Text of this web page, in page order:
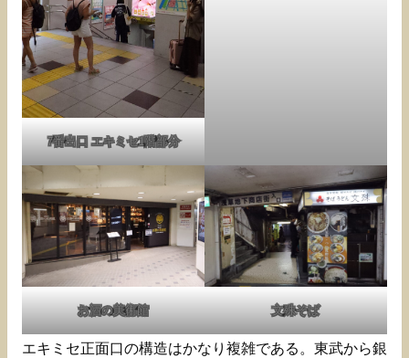
7番出口 エキミセ1階部分
お酒の美術館 文殊そば
エキミセ正面口の構造はかなり複雑である。東武から銀